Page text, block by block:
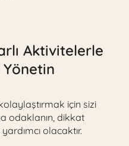
Aktivitelerle
için sizi
odaklanın, dikkat
olacaktır.